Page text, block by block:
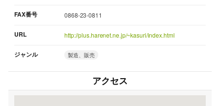
FAX番号 0868-23-0811
URL http://plus.harenet.ne.jp/~kasuri/index.html
ジャンル 製造、販売
アクセス